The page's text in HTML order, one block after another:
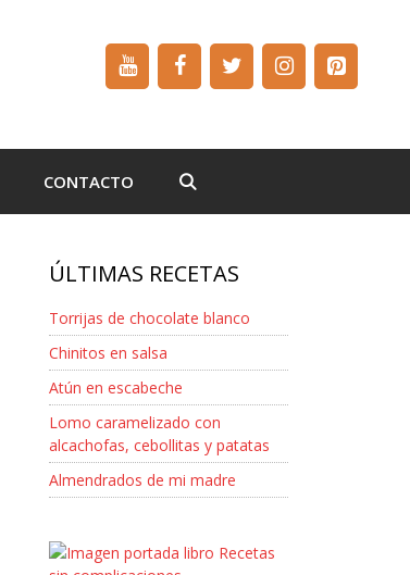
CONTACTO
ÚLTIMAS RECETAS
Torrijas de chocolate blanco
Chinitos en salsa
Atún en escabeche
Lomo caramelizado con
alcachofas, cebollitas y patatas
Almendrados de mi madre